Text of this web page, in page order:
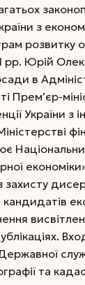
з
розвитку
рр. Юрій
в
Прем’єр-
України з
захисту
кандидатів
та